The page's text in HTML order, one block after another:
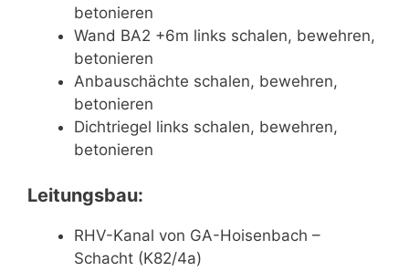
betonieren
Wand BA2 +6m links schalen, bewehren,
betonieren
Anbauschächte schalen, bewehren,
betonieren
Dichtriegel links schalen, bewehren,
betonieren
Leitungsbau:
RHV-Kanal von GA-Hoisenbach –
Schacht (K82/4a)